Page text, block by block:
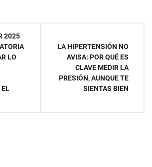
2025
LO
EL
LA HIPERTENSIÓN NO
AVISA: POR QUÉ ES
CLAVE MEDIR LA
PRESIÓN, AUNQUE TE
SIENTAS BIEN